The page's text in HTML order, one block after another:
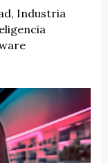
, Industria